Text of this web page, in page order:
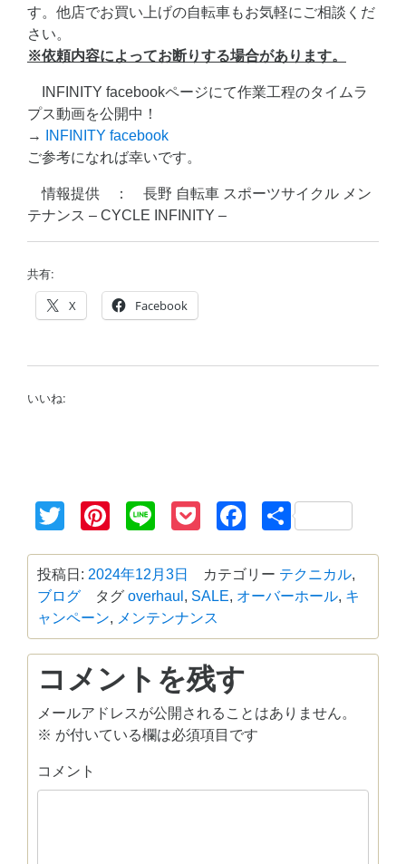
す。他店でお買い上げの自転車もお気軽にご相談くだ
さい。
※依頼内容によってお断りする場合があります。
INFINITY facebookページにて作業工程のタイムラ
プス動画を公開中！
→
INFINITY facebook
ご参考になれば幸いです。
情報提供 ： 長野 自転車 スポーツサイクル メン
テナンス – CYCLE INFINITY –
共有:
X Facebook
いいね:
TwitterPinterest
Line PocketFacebook
共
投稿日: 2024年12月3日 カテゴリー テクニカル,
ブログ
タグ overhaul , SALE, オーバーホール, キ
ャンペーン, メンテンナンス
コメントを残す
メールアドレスが公開されることはありません。
※ が付いている欄は必須項目です
コメント